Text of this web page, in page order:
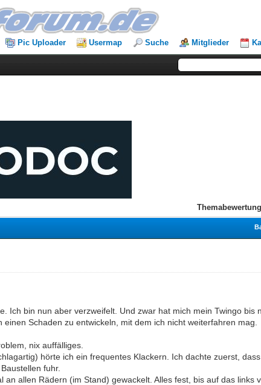
Pic Uploader Usermap Suche Mitglieder
Ich bin nun aber verzweifelt. Und zwar hat mich mein Twingo bis
Schaden zu entwickeln, mit dem ich nicht weiterfahren mag.
nix auffälliges.
hörte ich ein frequentes Klackern. Ich dachte zuerst,
fuhr.
allen Rädern (im Stand) gewackelt. Alles fest, bis auf das links